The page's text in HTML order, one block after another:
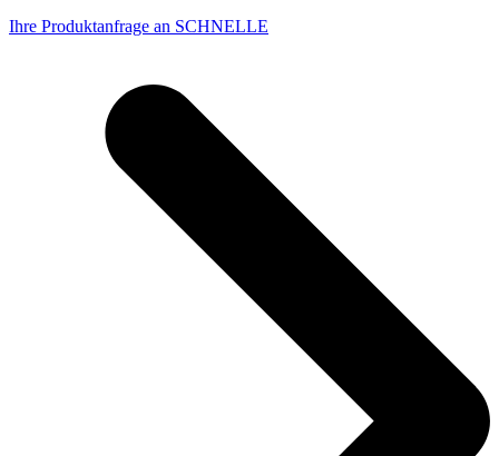
Ihre Produktanfrage an SCHNELLE